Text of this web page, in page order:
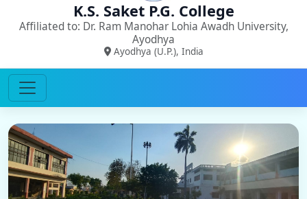
K.S. Saket P.G. College
Affiliated to: Dr. Ram Manohar Lohia Awadh University,
Ayodhya
Ayodhya (U.P.), India